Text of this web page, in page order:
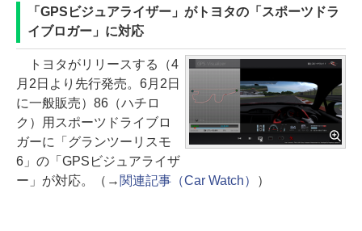
「GPSビジュアライザー」がトヨタの「スポーツドラ
イブロガー」に対応
トヨタがリリースする（4
月2日より先行発売。6月2日
に一般販売）86（ハチロ
ク）用スポーツドライブロ
ガーに「グランツーリスモ
6」の「GPSビジュアライザ
ー」が対応。（→ 関連記事（Car Watch） ）